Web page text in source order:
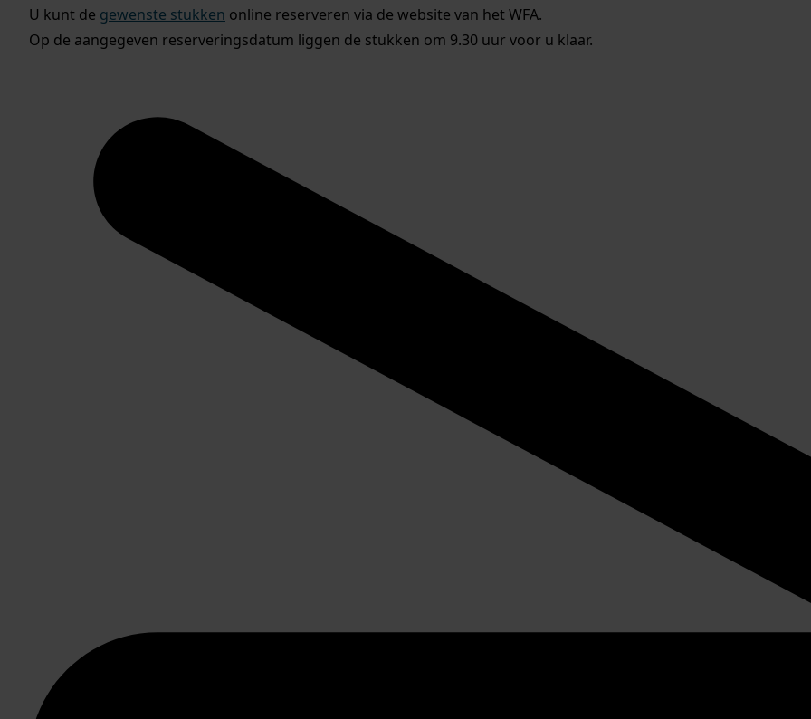
U kunt de gewenste stukken online reserveren via de website van het WFA.
Op de aangegeven reserveringsdatum liggen de stukken om 9.30 uur voor u klaar.